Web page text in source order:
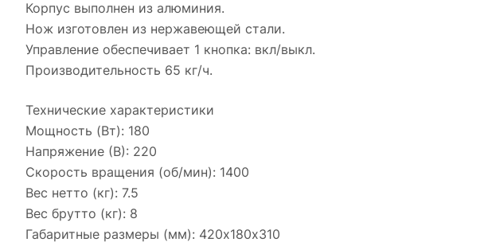
Корпус выполнен из алюминия.
Нож изготовлен из нержавеющей стали.
Управление обеспечивает 1 кнопка: вкл/выкл.
Производительность 65 кг/ч.
Технические характеристики
Мощность (Вт): 180
Напряжение (В): 220
Скорость вращения (об/мин): 1400
Вес нетто (кг): 7.5
Вес брутто (кг): 8
Габаритные размеры (мм): 420х180х310